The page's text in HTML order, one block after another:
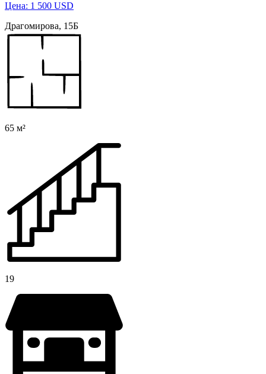
Цена: 1 500 USD
Драгомирова, 15Б
65 м²
19